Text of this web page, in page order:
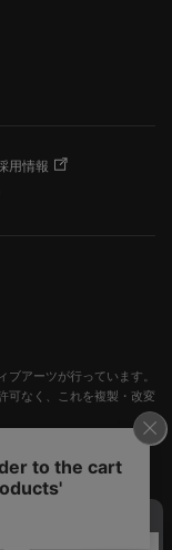
用情報
アーツが行っています。
可なく、これを複製・改変
ーツの出版物ほか写真等著